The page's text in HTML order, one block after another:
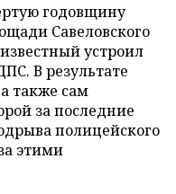
годовщину
Савеловского
устроил
В результате
также сам
за последние
полицейского
этими